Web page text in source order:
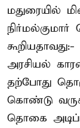
மதுரையில்
நிர்மல்குமார்
கூறியதாவது:-
அரசியல்
தற்போது
கொண்டு
தொகை